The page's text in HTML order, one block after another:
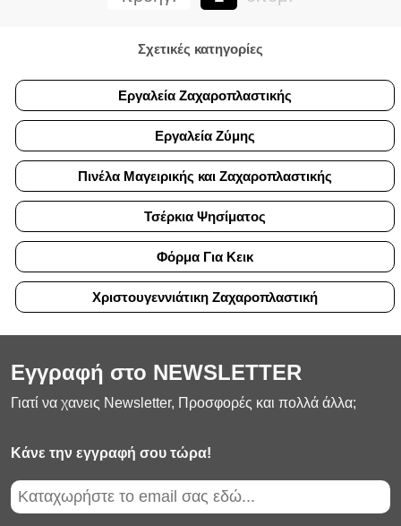
Σχετικές κατηγορίες
Εργαλεία Ζαχαροπλαστικής
Εργαλεία Ζύμης
Πινέλα Μαγειρικής και Ζαχαροπλαστικής
Τσέρκια Ψησίματος
Φόρμα Για Κεικ
Χριστουγεννιάτικη Ζαχαροπλαστική
Εγγραφή στο NEWSLETTER
Γιατί να χανεις Newsletter, Προσφορές και πολλά άλλα;
Κάνε την εγγραφή σου τώρα!